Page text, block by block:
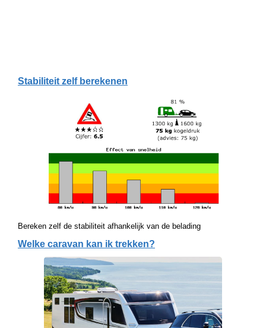
Stabiliteit zelf berekenen
Bereken zelf de stabiliteit afhankelijk van de belading
Welke caravan kan ik trekken?